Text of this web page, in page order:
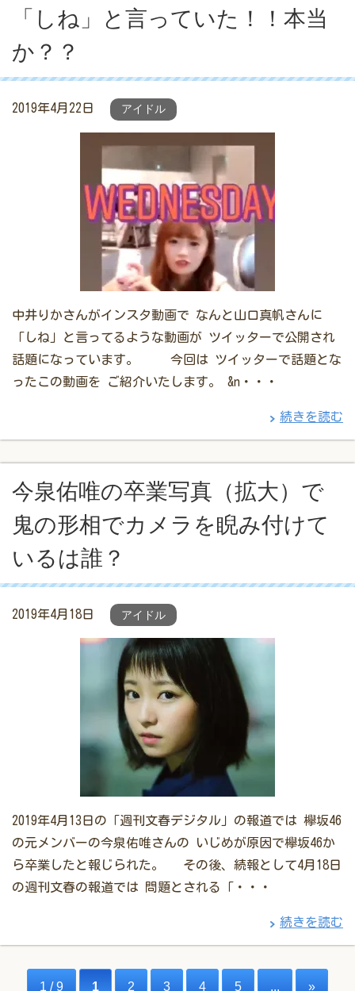
「しね」と言っていた！！本当
か？？
2019年4月22日 アイドル
中井りかさんがインスタ動画で なんと山口真帆さんに
「しね」と言ってるような動画が ツイッターで公開され
話題になっています。 今回は ツイッターで話題とな
ったこの動画を ご紹介いたします。 &n・・・
続きを読む
今泉佑唯の卒業写真（拡大）で
鬼の形相でカメラを睨み付けて
いるは誰？
2019年4月18日 アイドル
2019年4月13日の「週刊文春デジタル」の報道では 欅坂46
の元メンバーの今泉佑唯さんの いじめが原因で欅坂46か
ら卒業したと報じられた。 その後、続報として4月18日
の週刊文春の報道では 問題とされる「・・・
続きを読む
1 / 9 1 2 3 4 5 ... »